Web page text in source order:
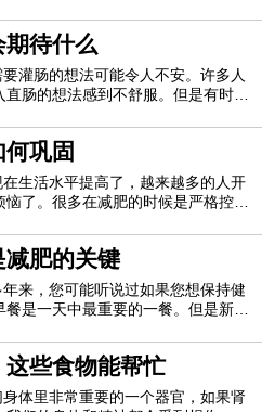
一起炒，黄瓜馅的饺子也是一种美味
么，黄瓜馅的饺子怎么才能好吃
馅饺子的做法：1。新鲜黄瓜洗净
待什么
灌肠的想法可能令人不安。许多人
直肠的想法感到不舒服。但是有时不
诊断工具以查找症状的原因。您可以
，也可以由医护人员进行。在以上任
，灌肠程序都是相同的。这是灌
巩固
生活水平提高了，越来越多的人开
了。很多在减肥的时候是严格控制
于很多减肥成功的减肥者来说最害怕
如果你在减肥成功之后就开始肆无
弹是必定的，在减肥成功之后的
减肥的关键
来，您可能听说过如果您想保持健
餐是一天中最重要的一餐。但是新的
人们在一天的晚些时候少吃东西，而
人最终每天会摄入更多的卡路里。论
维亚西库蒂尼（Flavia Cicutt
这些食物能帮忙
体里非常重要的一个器官，如果肾